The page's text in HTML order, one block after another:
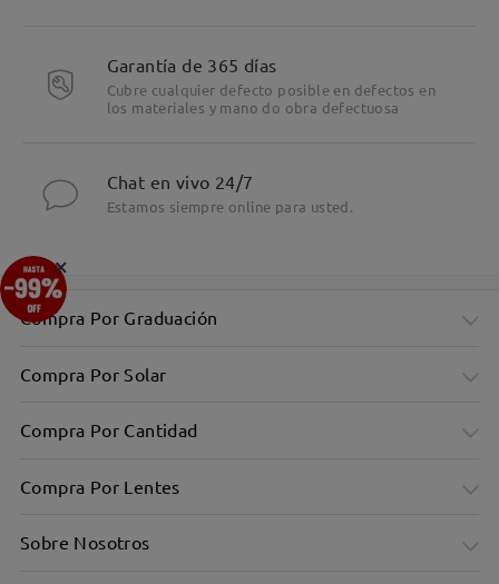
Garantía de 365 días
Cubre cualquier defecto posible en defectos en
los materiales y mano do obra defectuosa
Chat en vivo 24/7
Estamos siempre online para usted.
Compra Por Graduación
Compra Por Solar
Compra Por Cantidad
Compra Por Lentes
Sobre Nosotros
×